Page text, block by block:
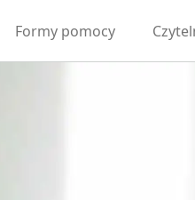
Formy pomocy